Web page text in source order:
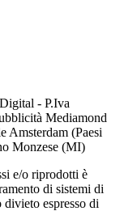
- P.Iva
Mediamond
Amsterdam (Paesi
Monzese (MI)
e/o riprodotti è
di sistemi di
espresso di